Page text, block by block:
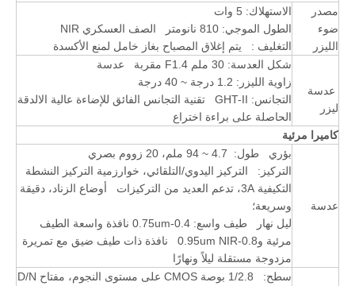
مصدر
ضوء
الليزر
الاستهلاك: 5 وات
الطول الموجي: 810 نانومتر الصف العسكري NIR
التغليف : يتم إغلاق المصباح بغاز خامل لمنع الأكسدة
عدسة
ليزر
شكل العدسة: 30 ملم F1.4 مقربة عدسة
زاوية الليزر: 1.2 درجة ~ 40 درجة
التجانس: GHT-II تقنية التجانس الفائق للإضاءة عالية الالدقة
الحاصلة على براءة اختراع
كاميرا مرئية
عدسة
بؤري طول: 4.7 ~ 94 ملم، 20 زووم بصري
التركيز: التركيز اليدوي/التلقائي، خوارزمية التركيز النشطة
التكيفية 3A، تدعم العديد من التركيزات أوضاع الزناد، دقيقة
وسريعة؛
ليل نهار طيف واسع: 0.4-0.75um نافذة واسعة الطيف
مرئية و0.8-0.95um NIR نافذة ذات طيف ضيق مع تمريرة
مزدوجة مستقلة ليلاً ونهارًا
سطح: 1/2.8 بوصة CMOS على مستوى النجوم، مفتاح D/N